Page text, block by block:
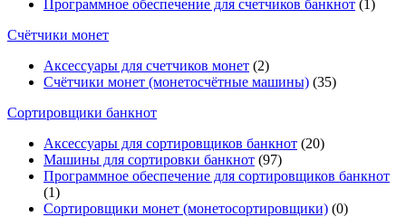
Программное обеспечение для счетчиков банкнот (1)
Счётчики монет
Аксессуары для счетчиков монет (2)
Счётчики монет (монетосчётные машины) (35)
Cортировщики банкнот
Аксессуары для сортировщиков банкнот (20)
Машины для сортировки банкнот (97)
Программное обеспечение для сортировщиков банкнот
(1)
Сортировщики монет (монетосортировщики) (0)